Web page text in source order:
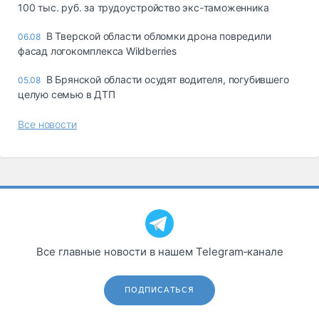
100 тыс. руб. за трудоустройство экс-таможенника
06.08 В Тверской области обломки дрона повредили
фасад логокомплекса Wildberries
05.08 В Брянской области осудят водителя, погубившего
целую семью в ДТП
Все новости
Все главные новости в нашем Telegram‑канале
ПОДПИСАТЬСЯ